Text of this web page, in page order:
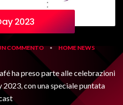
2023
COMMENTO • HOMENEWS
ha preso parte alle celebrazioni
2023, con una speciale puntata